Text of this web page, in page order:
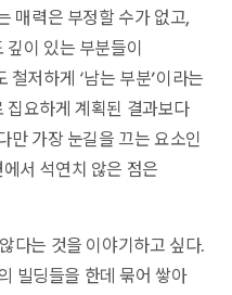
매력은 부정할 수가 없고,
이 있는 부분들이
철저하게 ‘남는 부분’이라는
집요하게 계획된 결과보다
만 가장 눈길을 끄는 요소인
서 석연치 않은 점은
다는 것을 이야기하고 싶다.
빌딩들을 한데 묶어 쌓아